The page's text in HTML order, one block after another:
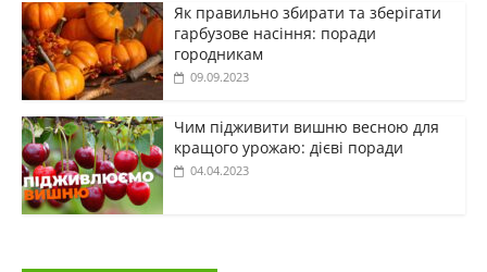
Як правильно збирати та зберігати
гарбузове насіння: поради
городникам
09.09.2023
Чим підживити вишню весною для
кращого урожаю: дієві поради
04.04.2023